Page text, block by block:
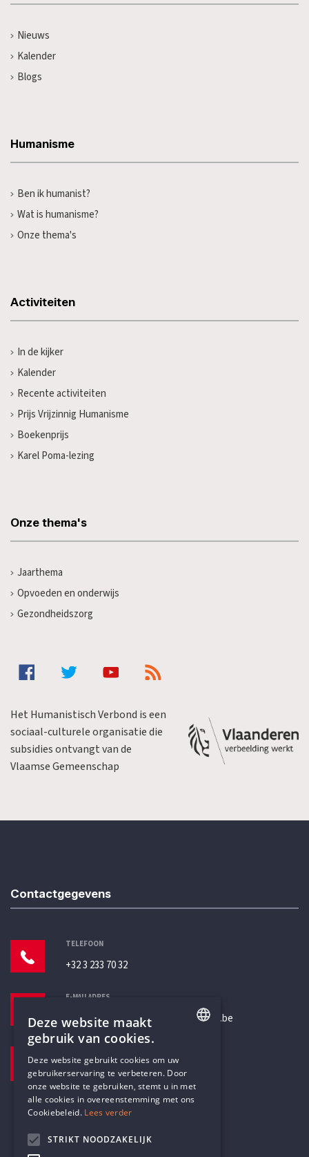
Nieuws
Kalender
Blogs
Humanisme
Ben ik humanist?
Wat is humanisme?
Onze thema's
Activiteiten
In de kijker
Kalender
Recente activiteiten
Prijs Vrijzinnig Humanisme
Boekenprijs
Karel Poma-lezing
Onze thema's
Jaarthema
Opvoeden en onderwijs
Gezondheidszorg
Het Humanistisch Verbond is een
sociaal-culturele organisatie die
subsidies ontvangt van de
Vlaamse Gemeenschap
Contactgegevens
TELEFOON
+32 3 233 70 32
E-MAILADRES
secretariaat@humanistischverbond.be
Pottenbrug 4
Antwerpen, 2000
DUTCH
Deze website maakt
gebruik van cookies.
Deze website gebruikt cookies om uw
gebruikerservaring te verbeteren. Door
onze website te gebruiken, stemt u in met
alle cookies in overeenstemming met ons
Cookiebeleid. Lees verder
STRIKT NOODZAKELIJK